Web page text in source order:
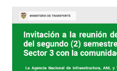
entrada: